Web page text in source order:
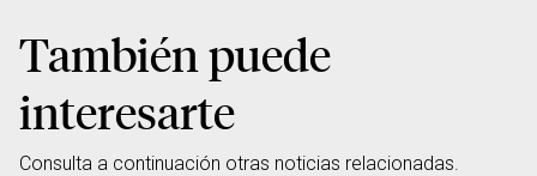
También puede
interesarte
Consulta a continuación otras noticias relacionadas.